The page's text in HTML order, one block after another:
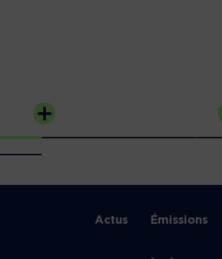
Actus Émissions